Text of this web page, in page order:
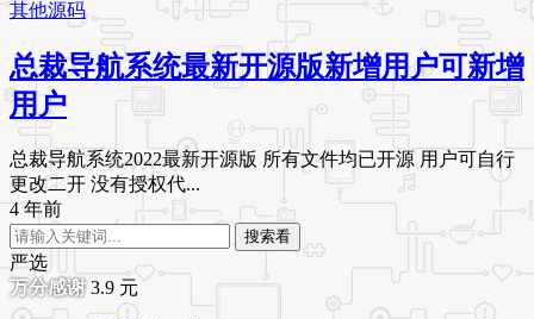
其他源码
总裁导航系统最新开源版新增用户可新增
用户
总裁导航系统2022最新开源版 所有文件均已开源 用户可自行
更改二开 没有授权代...
4 年前
搜索看
严选
3.9 元